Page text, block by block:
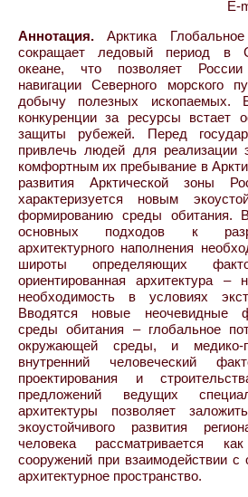
E-
Аннотация. Арктика
сокращает ледовый период в
океане, что позволяет
навигации Северного морского
добычу полезных ископаемых.
конкуренции за ресурсы встает
защиты рубежей. Перед
привлечь людей для реализации
комфортным их пребывание в
развития Арктической зоны
характеризуется новым
формированию среды обитания.
основных подходов к
архитектурного наполнения
широты определяющих
ориентированная архитектура
необходимость в условиях
Вводятся новые неочевидные
среды обитания – глобальное
окружающей среды, и медико-
внутренний человеческий
проектирования и
предложений ведущих
архитектуры позволяет
экоустойчивого развития
человека рассматривается
сооружений при взаимодействии
архитектурное пространство.